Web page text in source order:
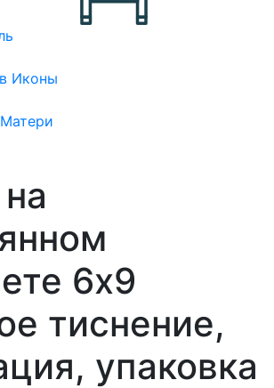
Иконы
6х9
тиснение,
упаковка